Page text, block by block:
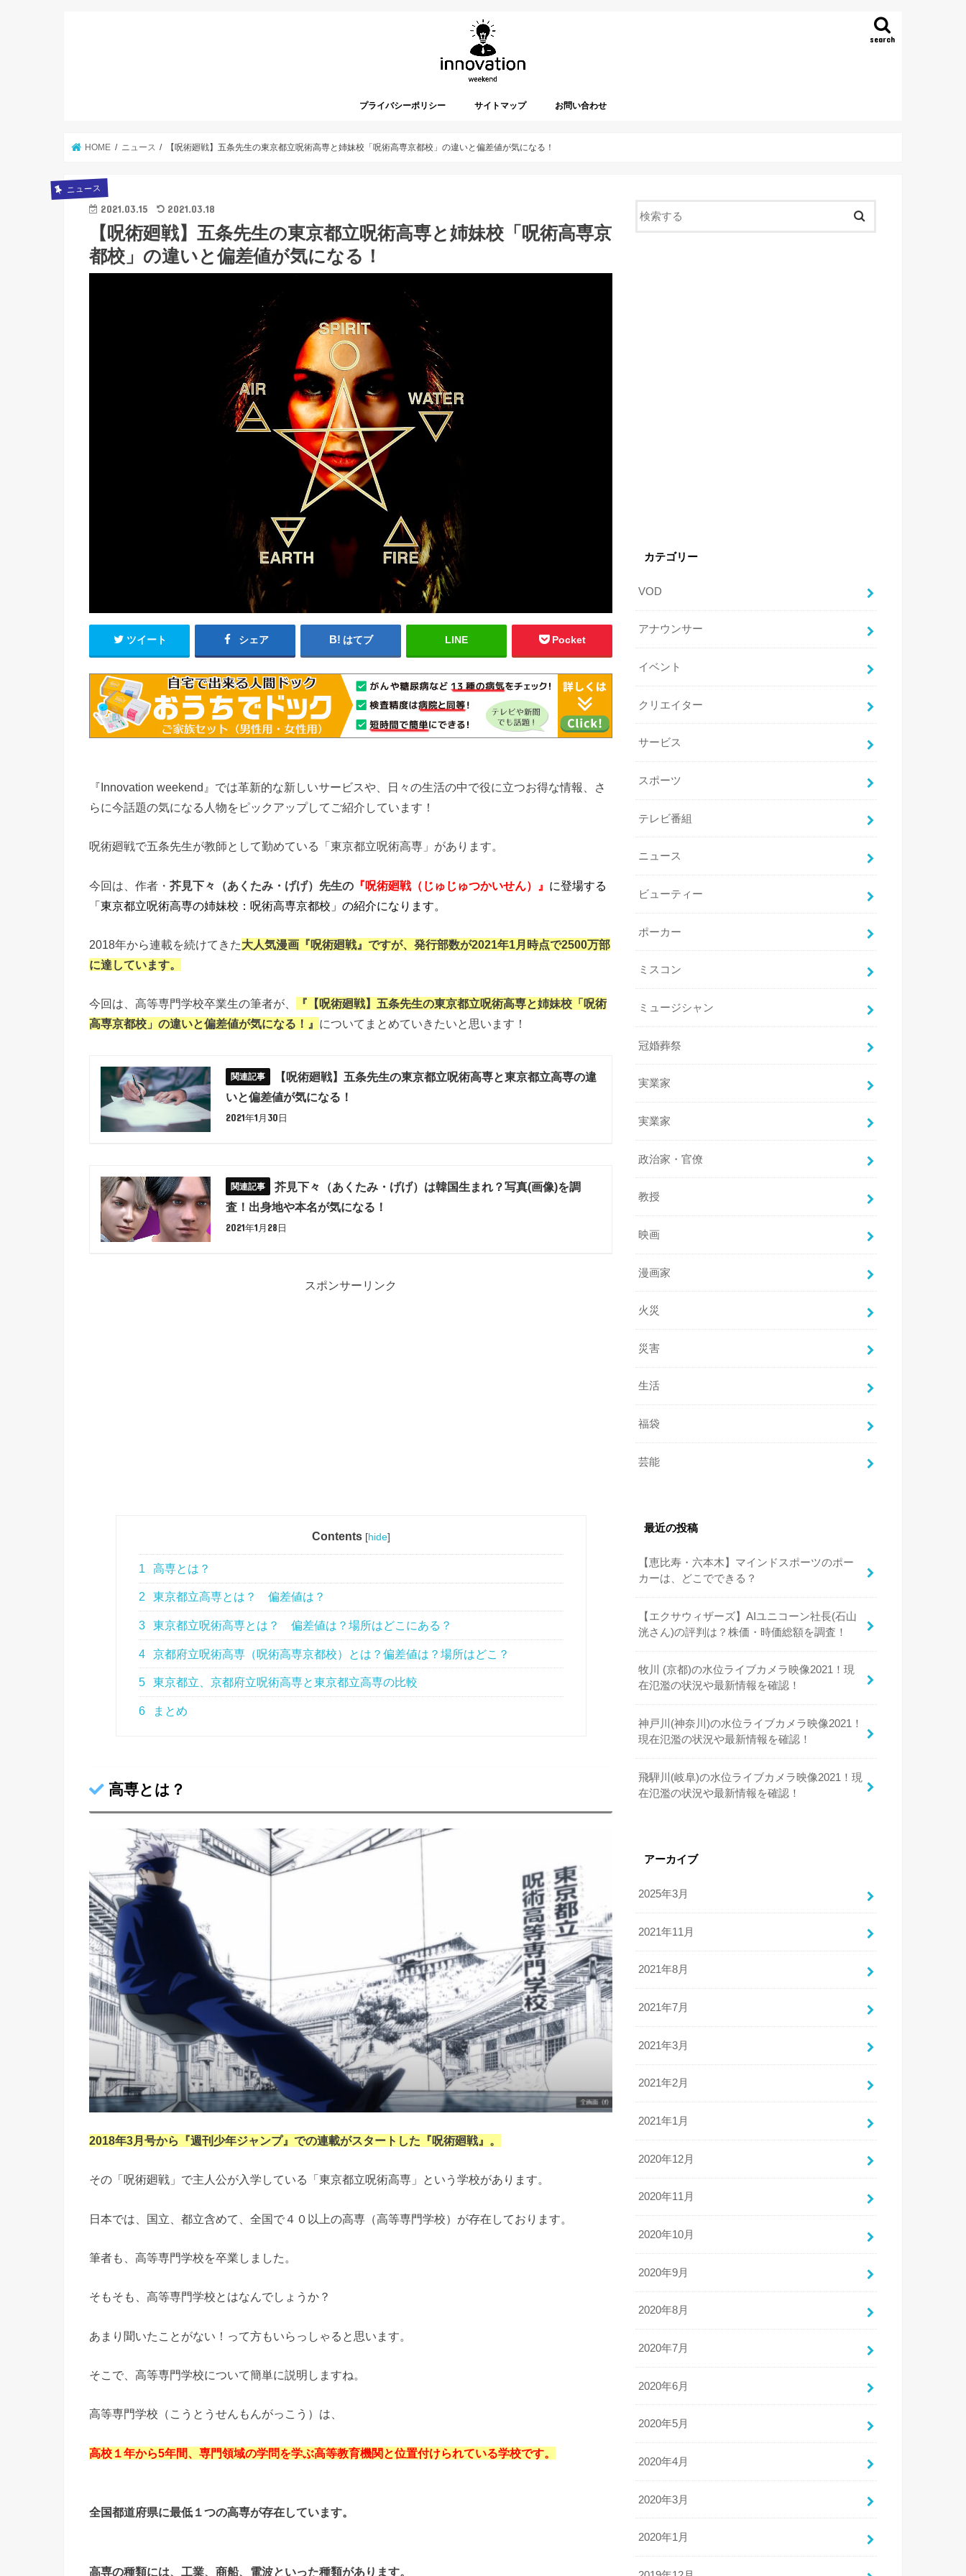
search
プライバシーポリシー サイトマップ お問い合わせ
HOME ニュース 【呪術廻戦】五条先生の東京都立呪術高専と姉妹校「呪術高専京都校」の違いと偏差値が気になる！
ニュース
2021.03.15 2021.03.18
【呪術廻戦】五条先生の東京都立呪術高専と姉妹校「呪術高専京
都校」の違いと偏差値が気になる！
ツイート シェア はてブ LINE Pocket
『Innovation weekend』では革新的な新しいサービスや、日々の生活の中で役に立つお得な情報、さ
らに今話題の気になる人物をピックアップしてご紹介しています！
呪術廻戦で五条先生が教師として勤めている「東京都立呪術高専」があります。
今回は、 作者・ 芥見下々（あくたみ・げげ）先生の 『呪術廻戦（じゅじゅつかいせん）』 に登場する
「東京都立呪術高専の姉妹校：呪術高専京都校」の紹介になります。
2018年から連載を続けてきた大人気漫画『呪術廻戦』ですが、発行部数が2021年1月時点で2500万部
に達しています。
今回は、高等専門学校卒業生の筆者が、
『【呪術廻戦】五条先生の東京都立呪術高専と姉妹校「呪術
高専京都校」の違いと偏差値が気になる！』 についてまとめていきたいと思います！
【呪術廻戦】五条先生の東京都立呪術高専と東京都立高専の違
いと偏差値が気になる！
2021年1月30日
芥見下々（あくたみ・げげ）は韓国生まれ？写真(画像)を調
査！出身地や本名が気になる！
2021年1月28日
スポンサーリンク
Contents [hide]
1 高専とは？
2 東京都立高専とは？ 偏差値は？
3 東京都立呪術高専とは？ 偏差値は？場所はどこにある？
4 京都府立呪術高専（呪術高専京都校）とは？偏差値は？場所はどこ？
5 東京都立、京都府立呪術高専と東京都立高専の比較
6 まとめ
高専とは？
2018年3月号から『週刊少年ジャンプ』での連載がスタートした『呪術廻戦』。
その「呪術廻戦」で主人公が入学している「東京都立呪術高専」という学校があります。
日本では、国立、都立含めて、全国で４０以上の高専（高等専門学校）が存在しております。
筆者も、高等専門学校を卒業しました。
そもそも、高等専門学校とはなんでしょうか？
あまり聞いたことがない！って方もいらっしゃると思います。
そこで、高等専門学校について簡単に説明しますね。
高等専門学校（こうとうせんもんがっこう）は、
高校１年から5年間、専門領域の学問を学ぶ高等教育機関と位置付けられている学校です。
全国都道府県に最低１つの高専が存在しています。
高専の種類には、工業、商船、電波といった種類があります。
カテゴリー
VOD
アナウンサー
イベント
クリエイター
サービス
スポーツ
テレビ番組
ニュース
ビューティー
ポーカー
ミスコン
ミュージシャン
冠婚葬祭
実業家
実業家
政治家・官僚
教授
映画
漫画家
火災
災害
生活
福袋
芸能
最近の投稿
【恵比寿・六本木】マインドスポーツのポー
カーは、どこでできる？
【エクサウィザーズ】AIユニコーン社長(石山
洸さん)の評判は？株価・時価総額を調査！
牧川 (京都)の水位ライブカメラ映像2021！現
在氾濫の状況や最新情報を確認！
神戸川(神奈川)の水位ライブカメラ映像2021！
現在氾濫の状況や最新情報を確認！
飛騨川(岐阜)の水位ライブカメラ映像2021！現
在氾濫の状況や最新情報を確認！
アーカイブ
2025年3月
2021年11月
2021年8月
2021年7月
2021年3月
2021年2月
2021年1月
2020年12月
2020年11月
2020年10月
2020年9月
2020年8月
2020年7月
2020年6月
2020年5月
2020年4月
2020年3月
2020年1月